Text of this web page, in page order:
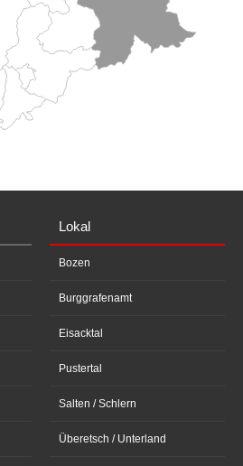
Lokal
Bozen
Burggrafenamt
Eisacktal
Pustertal
Salten / Schlern
Überetsch / Unterland